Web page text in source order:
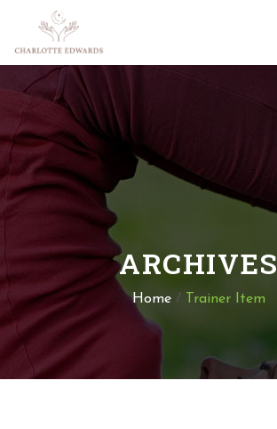
ARCHIVES
Home / Trainer Item